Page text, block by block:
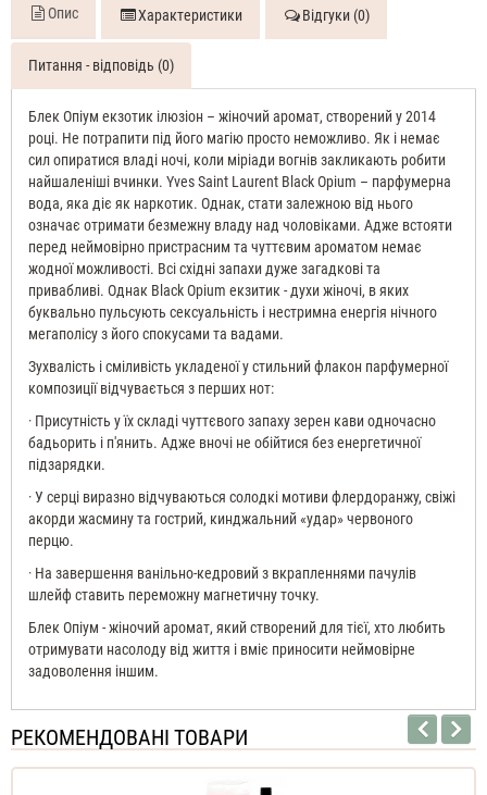
Опис Характеристики Відгуки (0)
Питання - відповідь (0)
Блек Опіум екзотик ілюзіон – жіночий аромат, створений у 2014
році. Не потрапити під його магію просто неможливо. Як і немає
сил опиратися владі ночі, коли міріади вогнів закликають робити
найшаленіші вчинки. Yves Saint Laurent Black Opium – парфумерна
вода, яка діє як наркотик. Однак, стати залежною від нього
означає отримати безмежну владу над чоловіками. Адже встояти
перед неймовірно пристрасним та чуттєвим ароматом немає
жодної можливості. Всі східні запахи дуже загадкові та
привабливі. Однак Black Opium екзитик - духи жіночі, в яких
буквально пульсують сексуальність і нестримна енергія нічного
мегаполісу з його спокусами та вадами.
Зухвалість і сміливість укладеної у стильний флакон парфумерної
композиції відчувається з перших нот:
· Присутність у їх складі чуттєвого запаху зерен кави одночасно
бадьорить і п'янить. Адже вночі не обійтися без енергетичної
підзарядки.
· У серці виразно відчуваються солодкі мотиви флердоранжу, свіжі
акорди жасмину та гострий, кинджальний «удар» червоного
перцю.
· На завершення ванільно-кедровий з вкрапленнями пачулів
шлейф ставить переможну магнетичну точку.
Блек Опіум - жіночий аромат, який створений для тієї, хто любить
отримувати насолоду від життя і вміє приносити неймовірне
задоволення іншим.
РЕКОМЕНДОВАНІ ТОВАРИ